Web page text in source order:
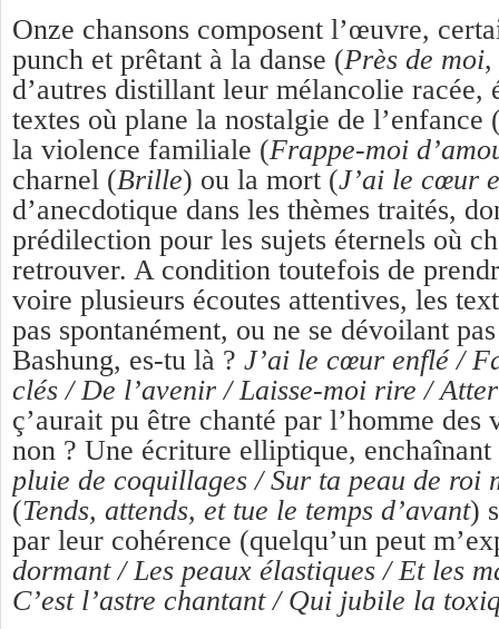
Onze chansons composent l’œuvre,
punch et prêtant à la danse (Près de moi,
d’autres distillant leur mélancolie racée,
textes où plane la nostalgie de l’enfance
la violence familiale (Frappe-moi
charnel (Brille) ou la mort (J’ai le cœur
d’anecdotique dans les thèmes traités,
prédilection pour les sujets éternels où
retrouver. A condition toutefois de
voire plusieurs écoutes attentives, les
pas spontanément, ou ne se dévoilant
Bashung, es-tu là ? J’ai le cœur enflé /
clés / De l’avenir / Laisse-moi rire /
ç’aurait pu être chanté par l’homme des
non ? Une écriture elliptique, enchaînant
pluie de coquillages / Sur ta peau de roi
(Tends, attends, et tue le temps d’avant)
par leur cohérence (quelqu’un peut
dormant / Les peaux élastiques / Et les
C’est l’astre chantant / Qui jubile la